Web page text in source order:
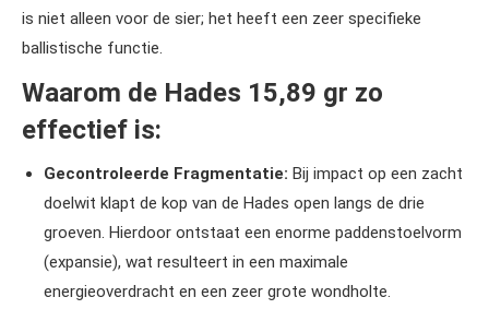
is niet alleen voor de sier; het heeft een zeer specifieke
ballistische functie.
Waarom de Hades 15,89 gr zo
effectief is:
Gecontroleerde Fragmentatie: Bij impact op een zacht
doelwit klapt de kop van de Hades open langs de drie
groeven. Hierdoor ontstaat een enorme paddenstoelvorm
(expansie), wat resulteert in een maximale
energieoverdracht en een zeer grote wondholte.